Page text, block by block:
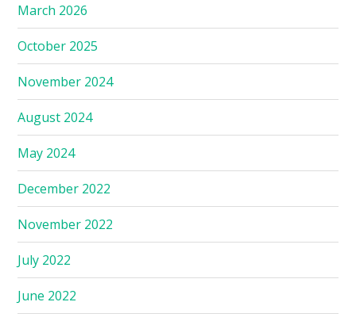
March 2026
October 2025
November 2024
August 2024
May 2024
December 2022
November 2022
July 2022
June 2022